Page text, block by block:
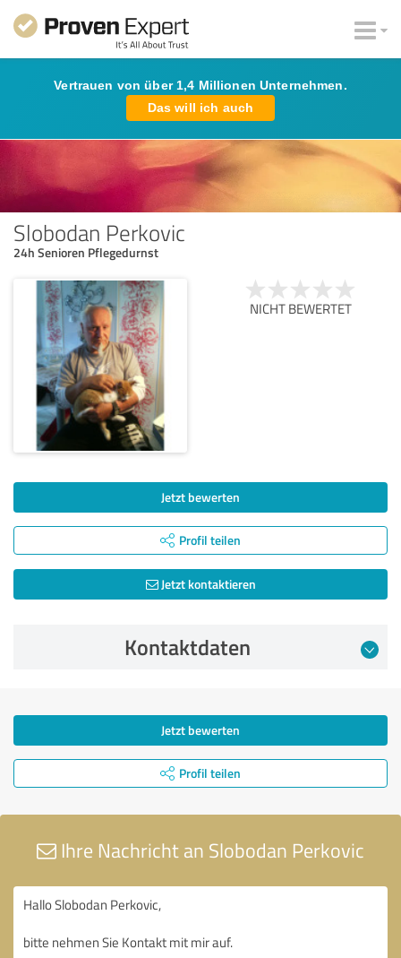
Vertrauen von über 1,4 Millionen Unternehmen.
Das will ich auch
Slobodan Perkovic
24h Senioren Pflegedurnst
NICHT BEWERTET
Jetzt bewerten
Profil teilen
Jetzt kontaktieren
Kontaktdaten
Jetzt bewerten
Profil teilen
Ihre Nachricht an Slobodan Perkovic